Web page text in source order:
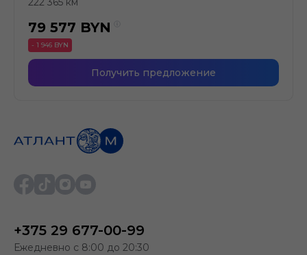
79 577 BYN
- 1 946 BYN
Получить предложение
+375 29 677-00-99
Ежедневно с 8:00 до 20:30